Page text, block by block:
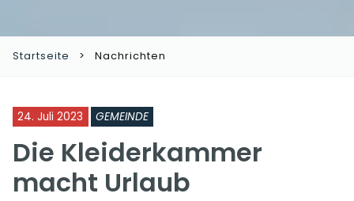
Startseite Nachrichten
24. Juli 2023 GEMEINDE
Die Kleiderkammer
macht Urlaub